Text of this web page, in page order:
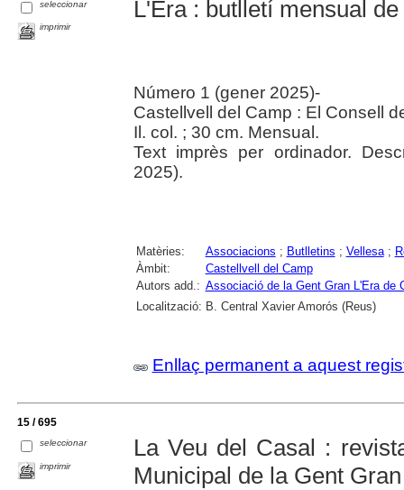
seleccionar
imprimir
L'Era : butlletí mensual
Número 1 (gener 2025)-
Castellvell del Camp : El Consell
Il. col. ; 30 cm. Mensual.
Text imprès per ordinador.
2025).
Matèries: Associacions ; Butlletins ; Vellesa;
Àmbit:
Castellvell del Camp
Autors add.: Associació de la Gent Gran L'Era de
Localització: B. Central Xavier Amorós (Reus)
Enllaç permanent a aquest
15 / 695
seleccionar
imprimir
La Veu del Casal :
Municipal de la Gent